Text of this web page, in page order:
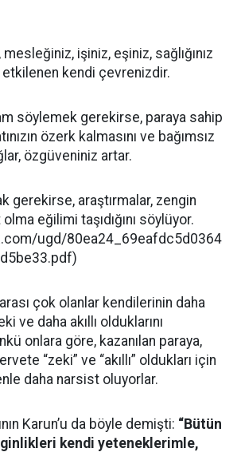
işiniz, eşiniz, sağlığınız
etkilenen kendi çevrenizdir.
söylemek gerekirse, paraya sahip
özerk kalmasını ve bağımsız
özgüveniniz artar.
gerekirse, araştırmalar, zengin
eğilimi taşıdığını söylüyor.
ugd/80ea24_69eafdc5d0364
çok olanlar kendilerinin daha
ve daha akıllı olduklarını
onlara göre, kazanılan paraya,
“zeki” ve “akıllı” oldukları için
daha narsist oluyorlar.
Karun’u da böyle demişti: “Bütün
kendi yeteneklerimle,